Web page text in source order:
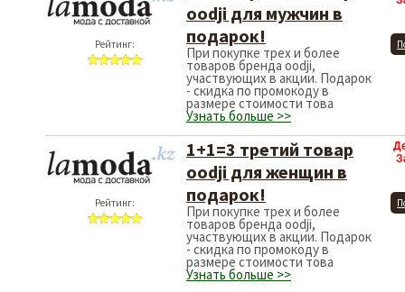
Рейтинг:
oodji для мужчин в
подарок!
При покупке трех и более
товаров бренда oodji,
участвующих в акции. Подарок
- скидка по промокоду в
размере стоимости това
Узнать больше >>
Рейтинг:
1+1=3 третий товар
oodji для женщин в
подарок!
При покупке трех и более
товаров бренда oodji,
участвующих в акции. Подарок
- скидка по промокоду в
размере стоимости това
Узнать больше >>